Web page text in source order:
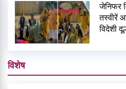
जेनिफर
तस्वीरें
विदेशी
विशेष